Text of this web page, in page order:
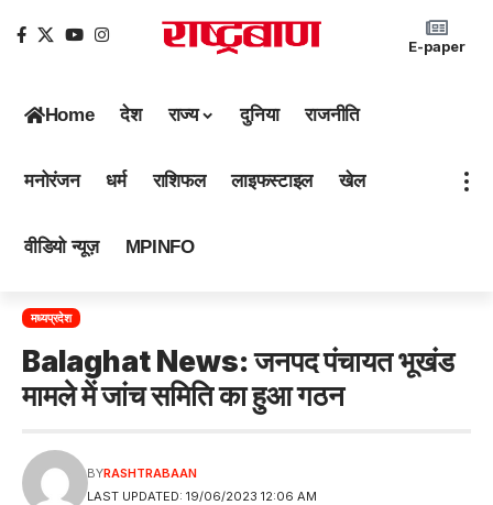
E-paper
Home देश राज्य दुनिया राजनीति
मनोरंजन धर्म राशिफल लाइफस्टाइल खेल
वीडियो न्यूज़ MPINFO
मध्यप्रदेश
Balaghat News: जनपद पंचायत भूखंड
मामले में जांच समिति का हुआ गठन
LAST UPDATED: 19/06/2023 12:06 AM
BYRASHTRABAAN